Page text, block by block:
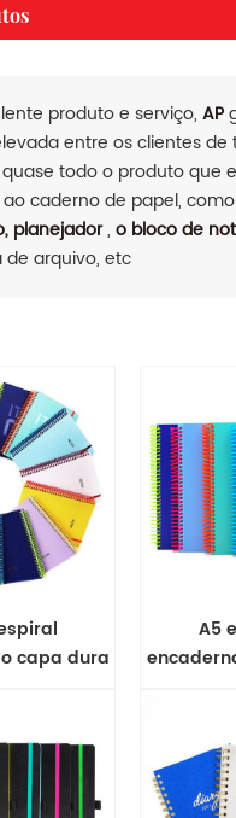
produto e serviço, AP
entre os clientes de
todo o produto que
caderno de papel, como
planejador, o bloco de
de arquivo, etc
capa dura
A5